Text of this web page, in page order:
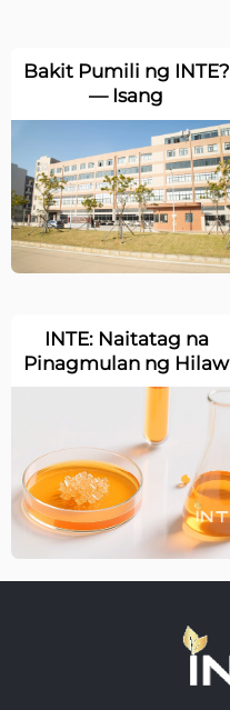
Bakit Pumili ng INTE?
— Isang
Pinagkakatiwalaang
Pagpipilian para sa
Scientific Skincare
INTE: Naitatag na
Pinagmulan ng Hilaw
na Materyales –
Nakikipagtulungan
sa mga
Pandaigdigang
Premium na Supplier
upang Itatag ang
Matibay na Saligan
para sa Kalidad ng
Produkto